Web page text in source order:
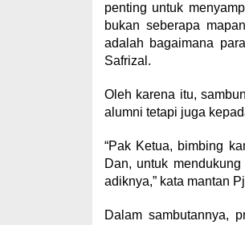
penting untuk
bukan seberapa
adalah bagaimana
Safrizal.
Oleh karena itu,
alumni tetapi juga
“Pak Ketua, bimbing
Dan, untuk
adiknya,” kata mantan
Dalam sambutannya,